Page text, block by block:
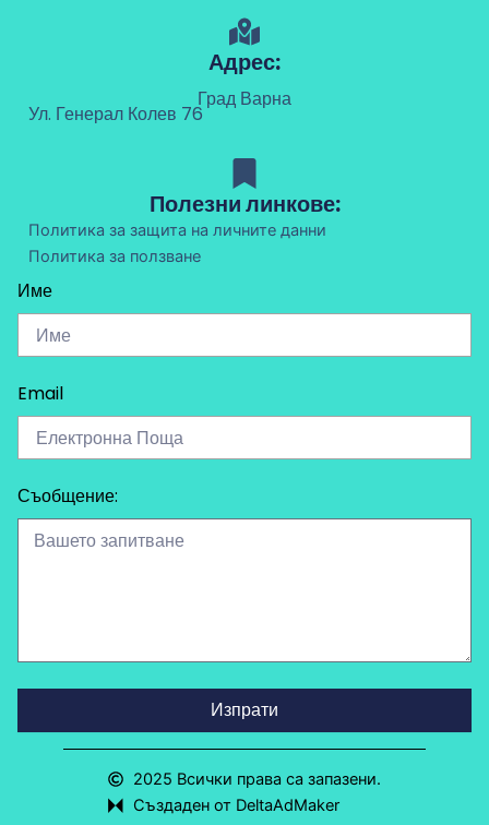
Адрес:
Град Варна
Ул. Генерал Колев 76
Полезни линкове:
Политика за защита на личните данни
Политика за ползване
Име
Email
Съобщение:
Изпрати
2025 Всички права са запазени.
Създаден от DeltaAdMaker